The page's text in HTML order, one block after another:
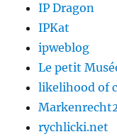
IP Dragon
IPKat
ipweblog
Le petit
likelihood of
rychlicki.net